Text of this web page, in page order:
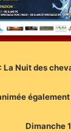
La Nuit des
Dimanche